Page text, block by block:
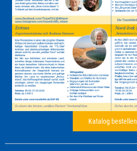
Katalog bestellen